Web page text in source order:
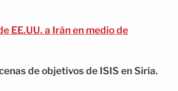
EE.UU. a Irán en medio de
de objetivos de ISIS en Siria.